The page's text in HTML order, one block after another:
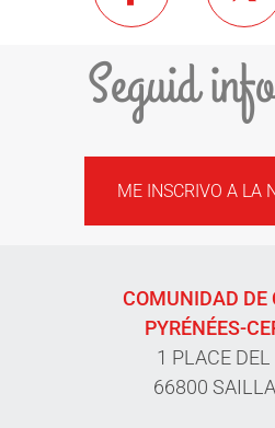
Seguid
ME INSCRIVO A LA
COMUNIDAD DE
PYRÉNÉES-
1 PLACE DEL
66800